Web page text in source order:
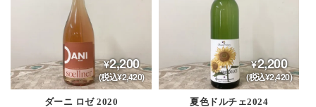
2,200
(税込¥2,420)
ダーニ ロゼ 2020
2,200
(税込¥2,420)
夏色ドルチェ2024